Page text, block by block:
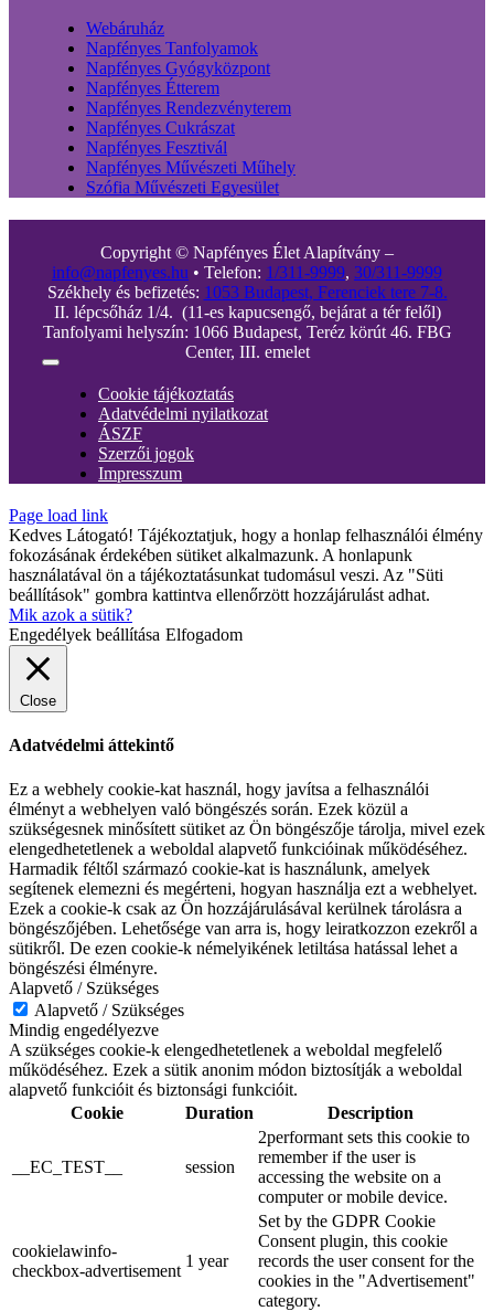
Webáruház
Napfényes Tanfolyamok
Napfényes Gyógyközpont
Napfényes Étterem
Napfényes Rendezvényterem
Napfényes Cukrászat
Napfényes Fesztivál
Napfényes Művészeti Műhely
Szófia Művészeti Egyesület
Copyright © Napfényes Élet Alapítvány –
info@napfenyes.hu • Telefon: 1/311-9999, 30/311-9999
Székhely és befizetés: 1053 Budapest, Ferenciek tere 7-8.
II. lépcsőház 1/4. (11-es kapucsengő, bejárat a tér felől)
Tanfolyami helyszín: 1066 Budapest, Teréz körút 46. FBG
Center, III. emelet
Toggle
NavigationCookie tájékoztatás
Adatvédelmi nyilatkozat
ÁSZF
Szerzői jogok
Impresszum
Page load link
Kedves Látogató! Tájékoztatjuk, hogy a honlap felhasználói élmény
fokozásának érdekében sütiket alkalmazunk. A honlapunk
használatával ön a tájékoztatásunkat tudomásul veszi. Az "Süti
beállítások" gombra kattintva ellenőrzött hozzájárulást adhat.
Mik azok a sütik?
Engedélyek beállítása Elfogadom
Close
Adatvédelmi áttekintő
Ez a webhely cookie-kat használ, hogy javítsa a felhasználói
élményt a webhelyen való böngészés során. Ezek közül a
szükségesnek minősített sütiket az Ön böngészője tárolja, mivel ezek
elengedhetetlenek a weboldal alapvető funkcióinak működéséhez.
Harmadik féltől származó cookie-kat is használunk, amelyek
segítenek elemezni és megérteni, hogyan használja ezt a webhelyet.
Ezek a cookie-k csak az Ön hozzájárulásával kerülnek tárolásra a
böngészőjében. Lehetősége van arra is, hogy leiratkozzon ezekről a
sütikről. De ezen cookie-k némelyikének letiltása hatással lehet a
böngészési élményre.
Alapvető / Szükséges
Alapvető / Szükséges
Mindig engedélyezve
A szükséges cookie-k elengedhetetlenek a weboldal megfelelő
működéséhez. Ezek a sütik anonim módon biztosítják a weboldal
alapvető funkcióit és biztonsági funkcióit.
Cookie
Duration Description
__EC_TEST__ session
2performant sets this cookie to
remember if the user is
accessing the website on a
computer or mobile device.
cookielawinfo-
checkbox-advertisement
1 year
Set by the GDPR Cookie
Consent plugin, this cookie
records the user consent for the
cookies in the "Advertisement"
category.